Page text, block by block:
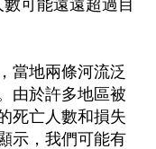
可能遠遠超過目
當地兩條河流泛
由於許多地區被
死亡人數和損失
示，我們可能有